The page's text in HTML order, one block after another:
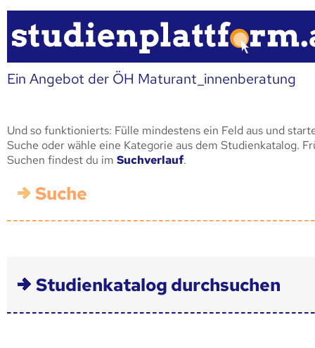
Ein Angebot der ÖH Maturant_innenberatung
Und so funktionierts: Fülle mindestens ein Feld aus und
Suche oder wähle eine Kategorie aus dem Studienkatalog.
Suchen findest du im Suchverlauf.
Suche
Studienkatalog durchsuchen